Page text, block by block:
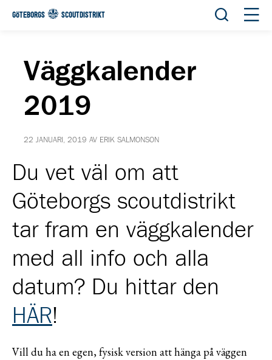
GÖTEBORGS SCOUTDISTRIKT Öppna
Väggkalender
2019
22 JANUARI, 2019 AV ERIK SALMONSON
Du vet väl om att
Göteborgs scoutdistrikt
tar fram en väggkalender
med all info och alla
datum? Du hittar den
HÄR!
Vill du ha en egen, fysisk version att hänga på väggen